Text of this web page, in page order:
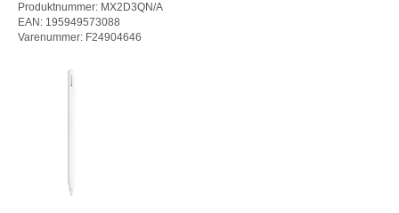
Produktnummer: MX2D3QN/A
EAN: 195949573088
Varenummer: F24904646